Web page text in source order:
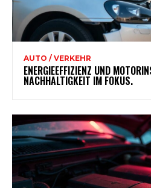
AUTO / VERKEHR
ENERGIEEFFIZIENZ UND
NACHHALTIGKEIT IM FOKUS.